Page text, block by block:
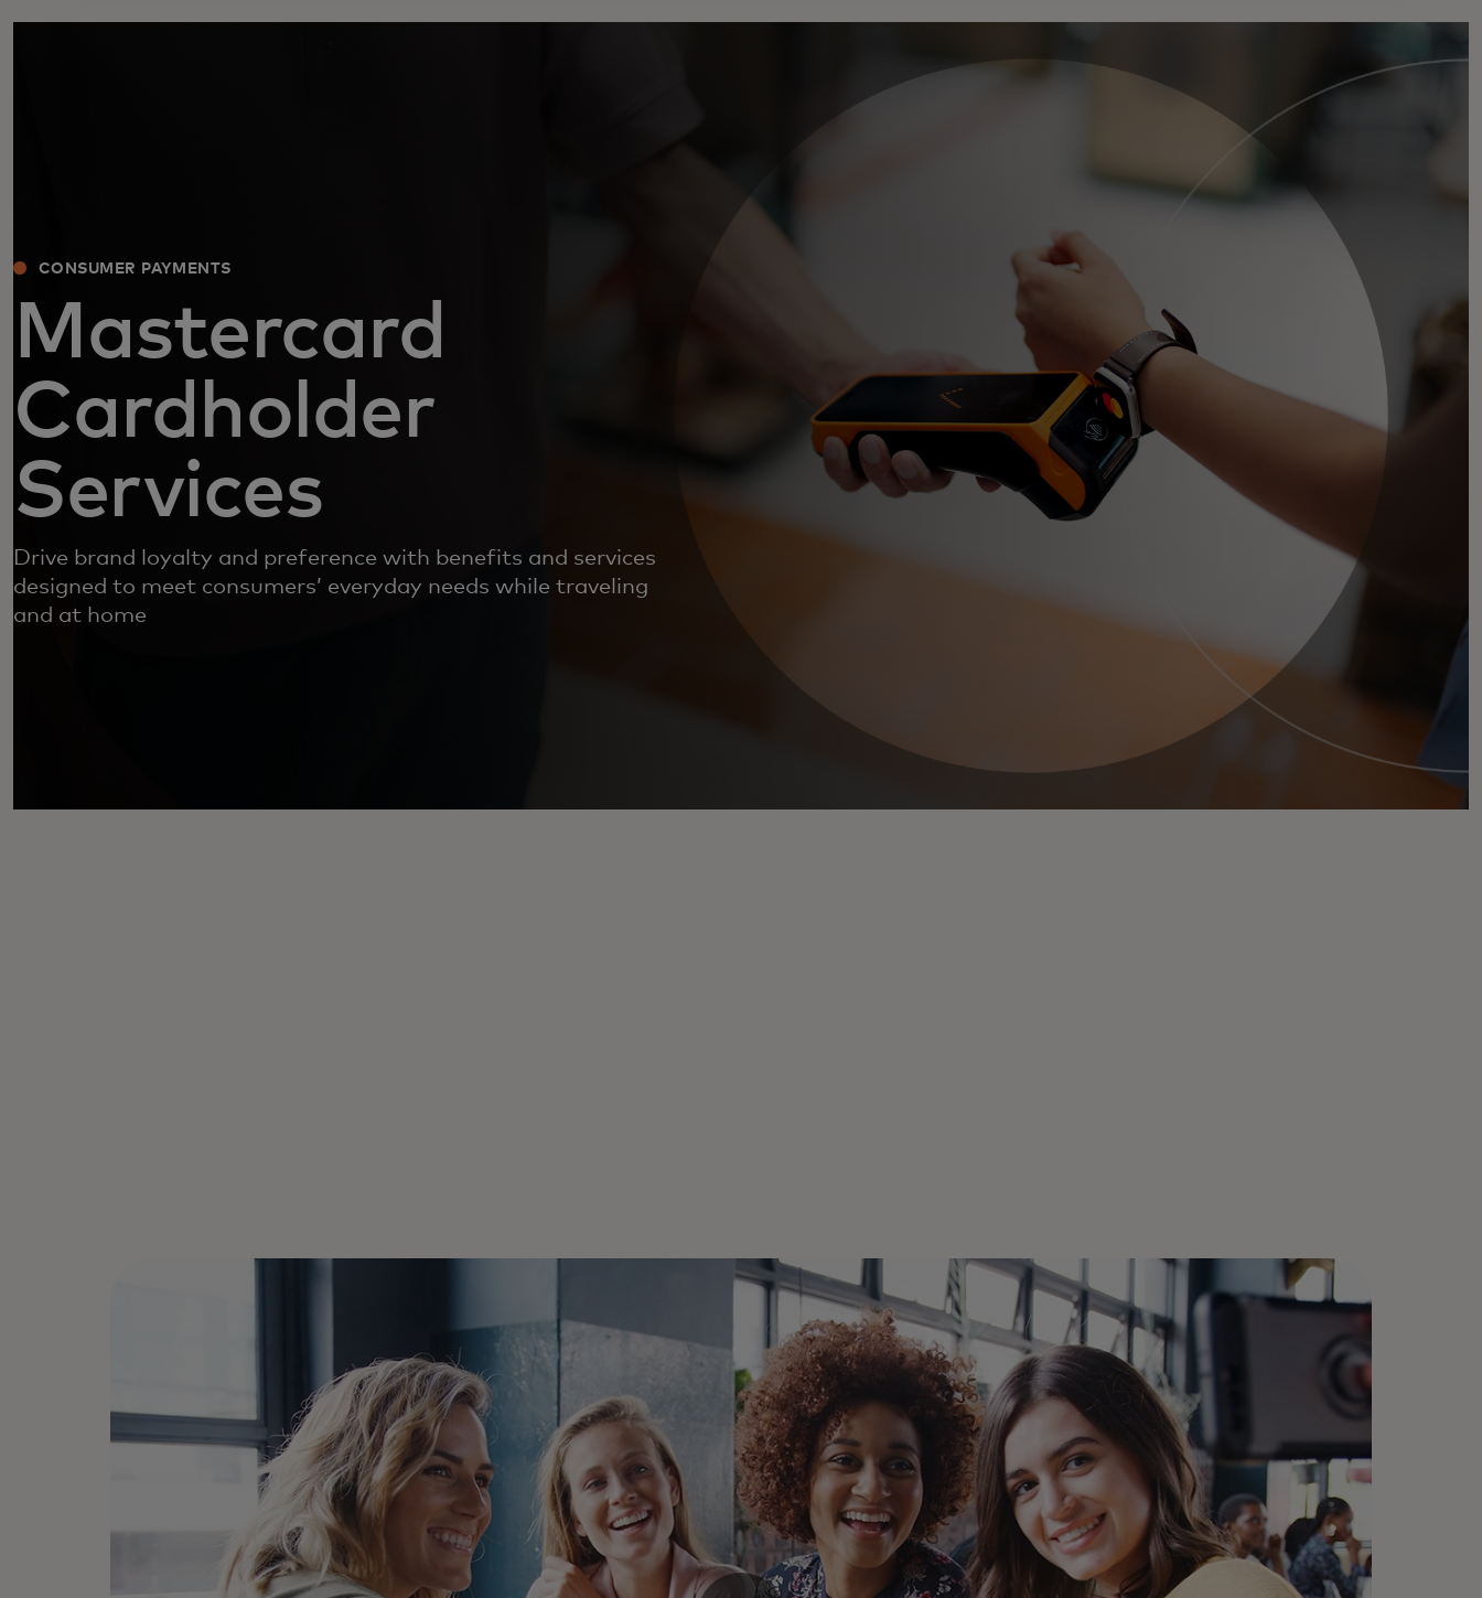
CONSUMER PAYMENTS
Mastercard
Cardholder
Services
Drive brand loyalty and preference with benefits and services
designed to meet consumers’ everyday needs while traveling
and at home
Promote cardholder engagement
and deepen relationships with our
large selection of high-value,